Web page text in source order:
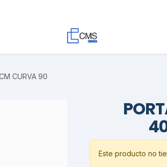
CURVA 90
Este producto no